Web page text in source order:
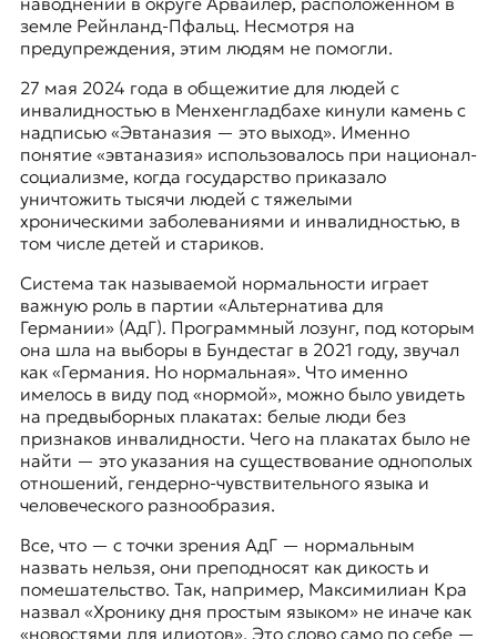
земле Рейнланд-Пфальц. Несмотря на
предупреждения, этим людям не помогли.
27 мая 2024 года в общежитие для людей с
инвалидностью в Менхенгладбахекинули камень с
надписью «Эвтаназия — это выход». Именно
понятие «эвтаназия» использовалось при национал-
социализме, когда государство приказало
уничтожитьтысячи людей с тяжелыми
хроническими заболеваниями и инвалидностью, в
том числе детей и стариков.
Система так называемой нормальности играет
важную роль в партии «Альтернатива для
Германии» (АдГ). Программный лозунг, под которым
она шла на выборы в Бундестаг в 2021 году, звучал
как «Германия. Но нормальная». Что именно
имелось в виду под «нормой», можно было увидеть
на предвыборных плакатах: белые люди без
признаков инвалидности. Чего на плакатах было не
найти — это указания на существование однополых
отношений, гендерно-чувствительного языка и
человеческого разнообразия.
Все, что — с точки зрения АдГ — нормальным
назвать нельзя, они преподносят как дикость и
помешательство. Так, например, Максимилиан Кра
назвал «Хронику дня простым языком»не иначе как
«новостями для идиотов». Это слово само по себе —